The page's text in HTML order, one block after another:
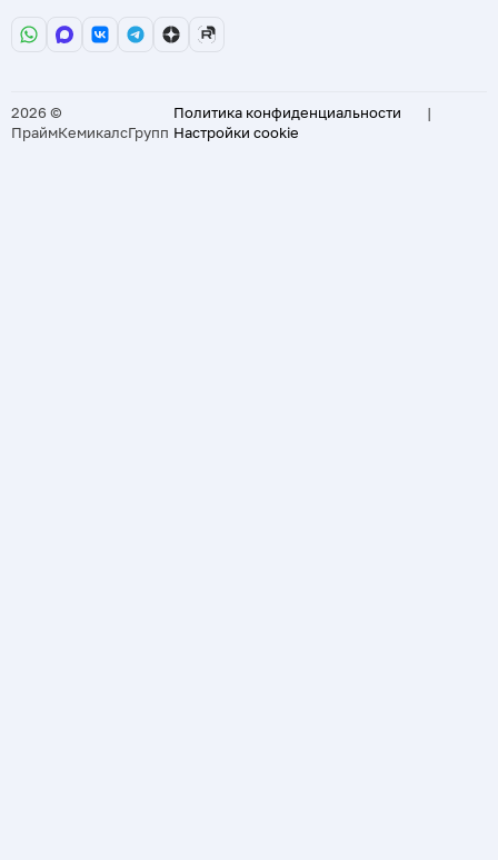
2026 ©
ПраймКемикалсГрупп
Политика конфиденциальности
|
Настройки cookie